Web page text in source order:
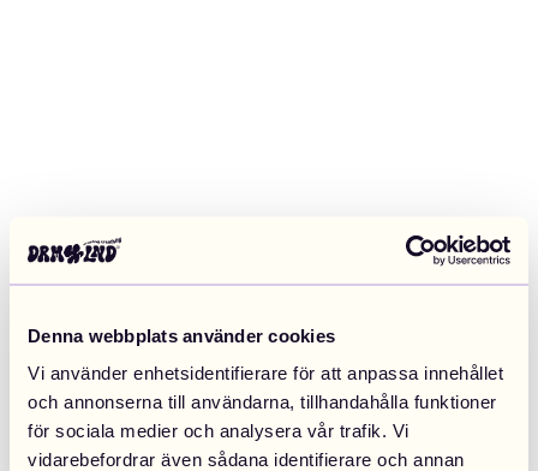
Denna webbplats använder cookies
Vi använder enhetsidentifierare för att anpassa innehållet
och annonserna till användarna, tillhandahålla funktioner
för sociala medier och analysera vår trafik. Vi
vidarebefordrar även sådana identifierare och annan